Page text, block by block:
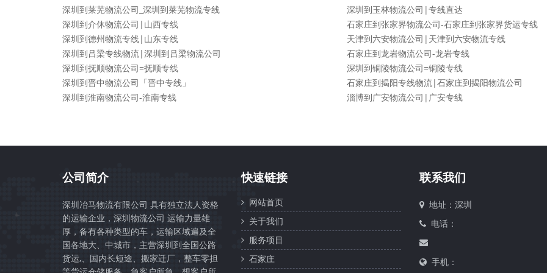
深圳到莱芜物流公司_深圳到莱芜物流专线
深圳到介休物流公司|山西专线
深圳到德州物流专线|山东专线
深圳到吕梁专线物流|深圳到吕梁物流公司
深圳到抚顺物流公司=抚顺专线
深圳到晋中物流公司「晋中专线」
深圳到淮南物流公司-淮南专线
深圳到玉林物流公司|专线直达
石家庄到张家界物流公司-石家庄到张家界货运专线
天津到六安物流公司|天津到六安物流专线
石家庄到龙岩物流公司-龙岩专线
深圳到铜陵物流公司=铜陵专线
石家庄到揭阳专线物流|石家庄到揭阳物流公司
淄博到广安物流公司|广安专线
公司简介
深圳冶马物流有限公司 具有独立法人资格
的运输企业，深圳物流公司 运输力量雄
厚，备有各种类型的车，运输区域遍及全
国各地大、中城市，主营深圳到全国公路
货运,、国内长短途、搬家迁厂，整车零担
快速链接
网站首页
关于我们
服务项目
石家庄
联系我们
地址：深圳
电话：
手机：